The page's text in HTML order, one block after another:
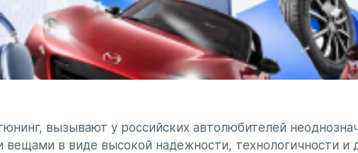
вызывают у российских автолюбителей
вещами в виде высокой надежности, технологичности